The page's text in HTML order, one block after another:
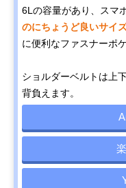
6Lの容量があり、スマ
のにちょうど良いサイ
に便利なファスナーポ
ショルダーベルトは上
背負えます。